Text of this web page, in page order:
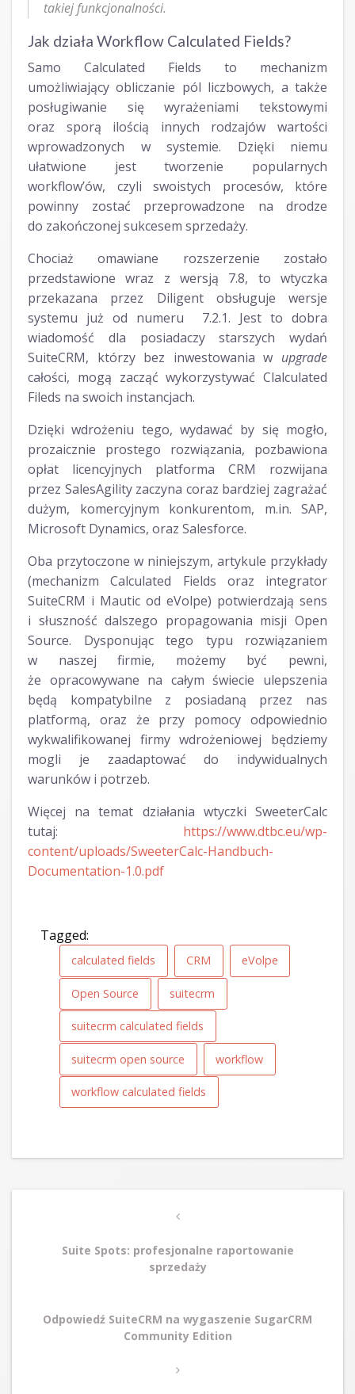
takiej funkcjonalności.
Jak działa Workflow Calculated Fields?
Samo Calculated Fields to mechanizm
umożliwiający obliczanie pól liczbowych, a także
posługiwanie się wyrażeniami tekstowymi
oraz sporą ilością innych rodzajów wartości
wprowadzonych w systemie. Dzięki niemu
ułatwione jest tworzenie popularnych
workflow’ów, czyli swoistych procesów, które
powinny zostać przeprowadzone na drodze
do zakończonej sukcesem sprzedaży.
Chociaż omawiane rozszerzenie zostało
przedstawione wraz z wersją 7.8, to wtyczka
przekazana przez Diligent obsługuje wersje
systemu już od numeru 7.2.1. Jest to dobra
wiadomość dla posiadaczy starszych wydań
SuiteCRM, którzy bez inwestowania w upgrade
całości, mogą zacząć wykorzystywać Clalculated
Fileds na swoich instancjach.
Dzięki wdrożeniu tego, wydawać by się mogło,
prozaicznie prostego rozwiązania, pozbawiona
opłat licencyjnych platforma CRM rozwijana
przez SalesAgility zaczyna coraz bardziej zagrażać
dużym, komercyjnym konkurentom, m.in. SAP,
Microsoft Dynamics, oraz Salesforce.
Oba przytoczone w niniejszym, artykule przykłady
(mechanizm Calculated Fields oraz integrator
SuiteCRM i Mautic od eVolpe) potwierdzają sens
i słuszność dalszego propagowania misji Open
Source. Dysponując tego typu rozwiązaniem
w naszej firmie, możemy być pewni,
że opracowywane na całym świecie ulepszenia
będą kompatybilne z posiadaną przez nas
platformą, oraz że przy pomocy odpowiednio
wykwalifikowanej firmy wdrożeniowej będziemy
mogli je zaadaptować do indywidualnych
warunków i potrzeb.
Więcej na temat działania wtyczki SweeterCalc
tutaj: https://www.dtbc.eu/wp-
content/uploads/SweeterCalc-Handbuch-
Documentation-1.0.pdf
Tagged:
calculated fields CRM eVolpe
Open Source suitecrm
suitecrm calculated fields
suitecrm open source workflow
workflow calculated fields
Previous
Suite Spots: profesjonalne raportowanie
sprzedaży
Next
Odpowiedź SuiteCRM na wygaszenie SugarCRM
Community Edition